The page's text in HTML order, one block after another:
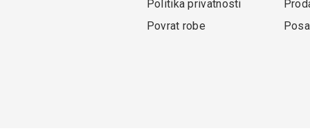
Politika privatnosti
Povrat robe